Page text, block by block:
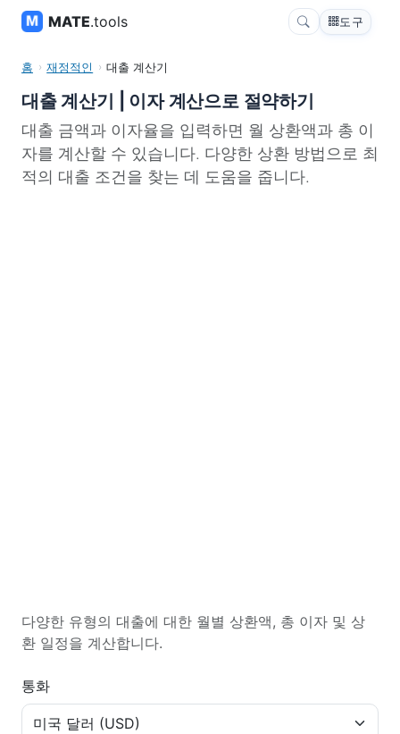
MATE.tools 도구
홈 재정적인 대출 계산기
대출 계산기 | 이자 계산으로 절약하기
대출 금액과 이자율을 입력하면 월 상환액과 총 이
자를 계산할 수 있습니다. 다양한 상환 방법으로 최
적의 대출 조건을 찾는 데 도움을 줍니다.
다양한 유형의 대출에 대한 월별 상환액, 총 이자 및 상
환 일정을 계산합니다.
통화